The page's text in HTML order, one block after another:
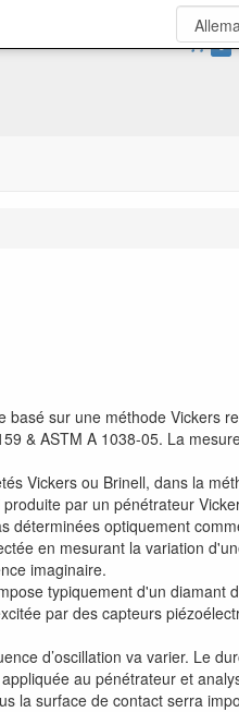
0
basé sur une méthode Vickers
& ASTM A 1038-05. La
Vickers ou Brinell, dans la
par un pénétrateur
déterminées optiquement
en mesurant la variation
imaginaire.
typiquement d'un diamant
par des capteurs
d’oscillation va varier. Le
au pénétrateur et
la surface de contact serra